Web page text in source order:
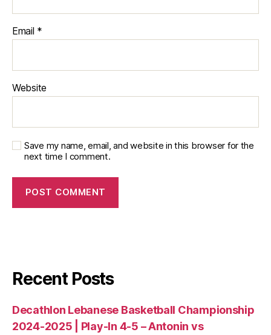
Email *
Website
Save my name, email, and website in this browser for the
next time I comment.
Recent Posts
Decathlon Lebanese Basketball Championship
2024-2025 | Play-In 4-5 – Antonin vs